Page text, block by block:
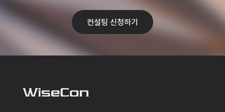
컨설팅 신청하기